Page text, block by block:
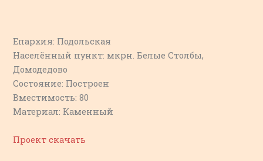
Епархия: Подольская
Населённый пункт: мкрн. Белые Столбы,
Домодедово
Состояние: Построен
Вместимость: 80
Материал: Каменный
Проект скачать